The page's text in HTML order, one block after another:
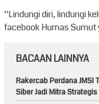
“Lindungi diri, lindungi
facebook Humas
BACAAN LAINNYA
Rakercab Perdana JMSI
Siber Jadi Mitra